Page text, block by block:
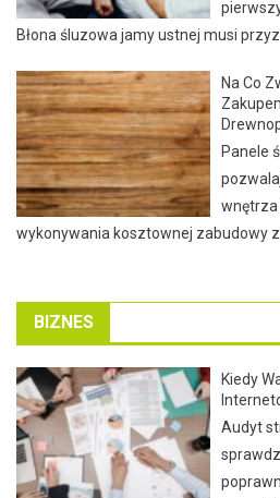
Błona śluzowa jamy ustnej musi
Na Co
Panele
wnętrza
wykonywania kosztownej zabudowy
BIZNES
Kiedy
Audyt